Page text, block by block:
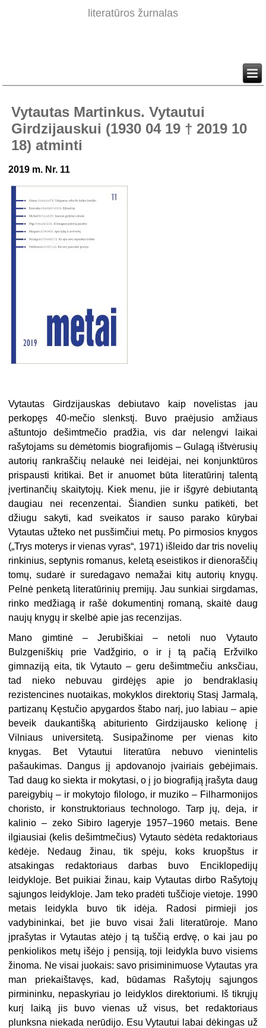
literatūros žurnalas
Vytautas Martinkus. Vytautui
Girdzijauskui (1930 04 19 † 2019 10
18) atminti
2019 m. Nr. 11
Vytautas Girdzijauskas debiutavo kaip novelistas jau
perkopęs 40-mečio slenkstį. Buvo praėjusio amžiaus
aštuntojo dešimtmečio pradžia, vis dar nelengvi laikai
rašytojams su dėmėtomis biografijomis – Gulagą ištvėrusių
autorių rankraščių nelaukė nei leidėjai, nei konjunktūros
prispausti kritikai. Bet ir anuomet būta literatūrinį talentą
įvertinančių skaitytojų. Kiek menu, jie ir išgyrė debiutantą
daugiau nei recenzentai. Šiandien sunku patikėti, bet
džiugu sakyti, kad sveikatos ir sauso parako kūrybai
Vytautas užteko net pusšimčiui metų. Po pirmosios knygos
(„Trys moterys ir vienas vyras“, 1971) išleido dar tris novelių
rinkinius, septynis romanus, keletą eseistikos ir dienoraščių
tomų, sudarė ir suredagavo nemažai kitų autorių knygų.
Pelnė penketą literatūrinių premijų. Jau sunkiai sirgdamas,
rinko medžiagą ir rašė dokumentinį romaną, skaitė daug
naujų knygų ir skelbė apie jas recenzijas.
Mano gimtinė – Jerubiškiai – netoli nuo Vytauto
Bulzgeniškių prie Vadžgirio, o ir į tą pačią Eržvilko
gimnaziją eita, tik Vytauto – geru dešimtmečiu anksčiau,
tad nieko nebuvau girdėjęs apie jo bendraklasių
rezistencines nuotaikas, mokyklos direktorių Stasį Jarmalą,
partizanų Kęstučio apygardos štabo narį, juo labiau – apie
beveik daukantišką abituriento Girdzijausko kelionę į
Vilniaus universitetą. Susipažinome per vienas kito
knygas. Bet Vytautui literatūra nebuvo vienintelis
pašaukimas. Dangus jį apdovanojo įvairiais gebėjimais.
Tad daug ko siekta ir mokytasi, o į jo biografiją įrašyta daug
pareigybių – ir mokytojo filologo, ir muziko – Filharmonijos
choristo, ir konstruktoriaus technologo. Tarp jų, deja, ir
kalinio – zeko Sibiro lageryje 1957–1960 metais. Bene
ilgiausiai (kelis dešimtmečius) Vytauto sėdėta redaktoriaus
kėdėje. Nedaug žinau, tik spėju, koks kruopštus ir
atsakingas redaktoriaus darbas buvo Enciklopedijų
leidykloje. Bet puikiai žinau, kaip Vytautas dirbo Rašytojų
sąjungos leidykloje. Jam teko pradėti tuščioje vietoje. 1990
metais leidykla buvo tik idėja. Radosi pirmieji jos
vadybininkai, bet jie buvo visai žali literatūroje. Mano
įprašytas ir Vytautas atėjo į tą tuščią erdvę, o kai jau po
penkiolikos metų išėjo į pensiją, toji leidykla buvo visiems
žinoma. Ne visai juokais: savo prisiminimuose Vytautas yra
man priekaištavęs, kad, būdamas Rašytojų sąjungos
pirmininku, nepaskyriau jo leidyklos direktoriumi. Iš tikrųjų
kurį laiką jis buvo vienas už visus, bet redaktoriaus
plunksna niekada nerūdijo. Esu Vytautui labai dėkingas už